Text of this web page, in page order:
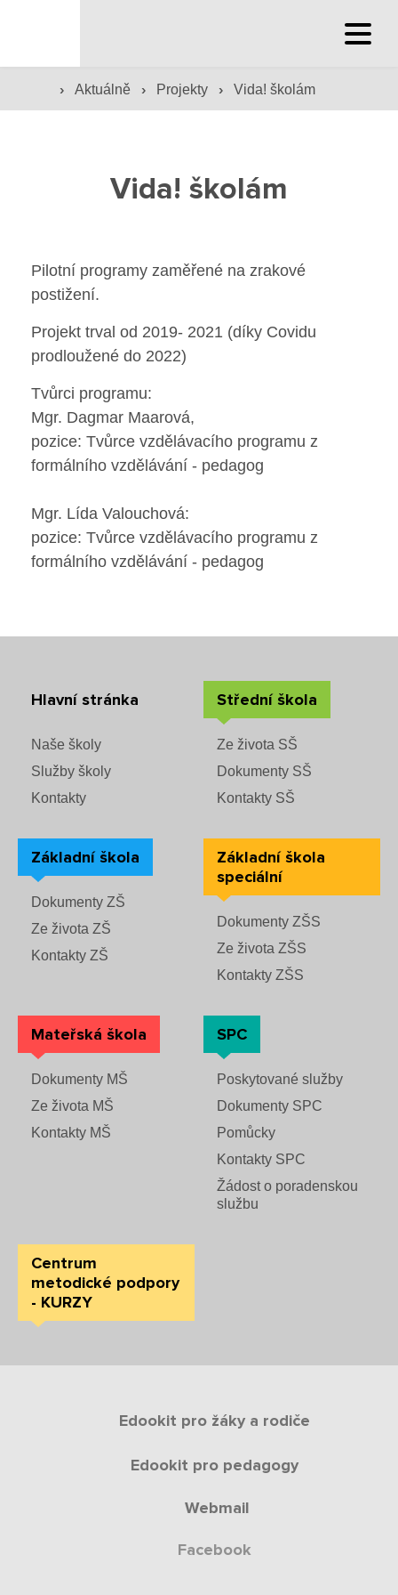
Hlavní stránka
Služby školy
Internát
Péče o žáky
Prevence
Jídelna
Poradenské služby ve škole
Knihovna
O škole
Jak to u nás vypadá
Historie školy
Sponzoři a spolupráce
Boj proti korupci
Školská rada
Výroční zprávy
Videor
Volná místa
Fakultní škola
Aktuálně
Organizace školního roku
Fotky z akcí školy
Projekty
Ceník poskytovaných služeb
› Aktuálně › Projekty › Vida! školám
Vida! školám
Pilotní programy zaměřené na zrakové
postižení.
Projekt trval od 2019- 2021 (díky Covidu
prodloužené do 2022)
Tvůrci programu:
Mgr. Dagmar Maarová,
pozice: Tvůrce vzdělávacího programu z
formálního vzdělávání - pedagog
Mgr. Lída Valouchová:
pozice: Tvůrce vzdělávacího programu z
formálního vzdělávání - pedagog
Hlavní stránka
Naše školy
Služby školy
Kontakty
Střední škola
Ze života SŠ
Dokumenty SŠ
Kontakty SŠ
Základní škola
Dokumenty ZŠ
Ze života ZŠ
Kontakty ZŠ
Základní škola
speciální
Dokumenty ZŠS
Ze života ZŠS
Kontakty ZŠS
Mateřská škola
Dokumenty MŠ
Ze života MŠ
Kontakty MŠ
SPC
Poskytované služby
Dokumenty SPC
Pomůcky
Kontakty SPC
Žádost o poradenskou
službu
Centrum
metodické podpory
- KURZY
Edookit pro žáky a rodiče
Edookit pro pedagogy
Webmail
Facebook